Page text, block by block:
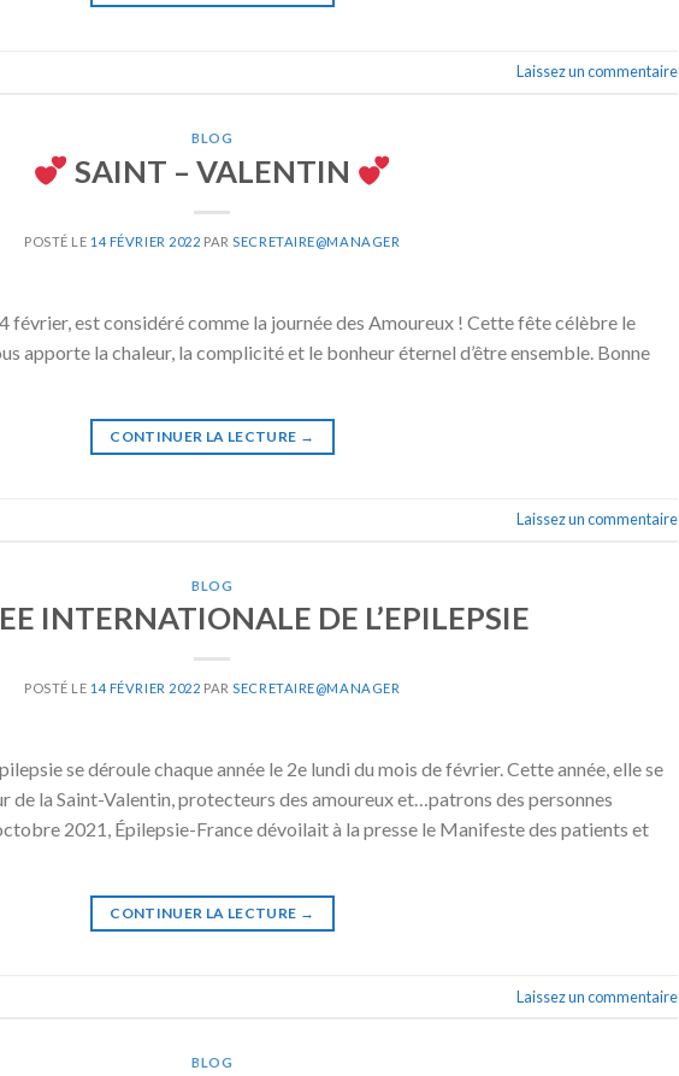
Laissez un commentaire
BLOG
SAINT – VALENTIN
POSTÉ LE 14 FÉVRIER 2022 PARSECRETAIRE@MANAGER
février, est considéré comme la journée des Amoureux ! Cette fête célèbre le
apporte la chaleur, la complicité et le bonheur éternel d’être ensemble. Bonne
CONTINUER LA LECTURE →
Laissez un commentaire
BLOG
INTERNATIONALE DE L’EPILEPSIE
POSTÉ LE 14 FÉVRIER 2022 PARSECRETAIRE@MANAGER
se déroule chaque année le 2e lundi du mois de février. Cette année, elle se
de la Saint-Valentin, protecteurs des amoureux et…patrons des personnes
2021, Épilepsie-France dévoilait à la presse le Manifeste des patients et
CONTINUER LA LECTURE →
Laissez un commentaire
BLOG